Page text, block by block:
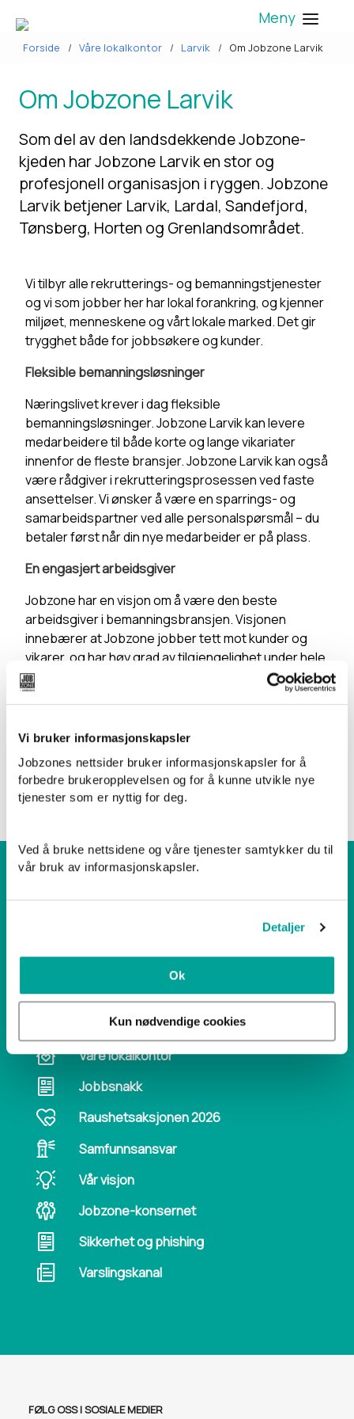
Vi bruker informasjonskapsler
Jobzones nettsider bruker informasjonskapsler for å
forbedre brukeropplevelsen og for å kunne utvikle nye
tjenester som er nyttig for deg.
Ved å bruke nettsidene og våre tjenester samtykker du til
vår bruk av informasjonskapsler.
Detaljer
Ok
Kun nødvendige cookies
Meny
Forside Våre lokalkontor Larvik Om Jobzone Larvik
Om Jobzone Larvik
Som del av den landsdekkende Jobzone-
kjeden har Jobzone Larvik en stor og
profesjonell organisasjon i ryggen. Jobzone
Larvik betjener Larvik, Lardal, Sandefjord,
Tønsberg, Horten og Grenlandsområdet.
Vi tilbyr alle rekrutterings- og bemanningstjenester
og vi som jobber her har lokal forankring, og kjenner
miljøet, menneskene og vårt lokale marked. Det gir
trygghet både for jobbsøkere og kunder.
Fleksible bemanningsløsninger
Næringslivet krever i dag fleksible
bemanningsløsninger. Jobzone Larvik kan levere
medarbeidere til både korte og lange vikariater
innenfor de fleste bransjer. Jobzone Larvik kan også
være rådgiver i rekrutteringsprosessen ved faste
ansettelser. Vi ønsker å være en sparrings- og
samarbeidspartner ved alle personalspørsmål – du
betaler først når din nye medarbeider er på plass.
En engasjert arbeidsgiver
Jobzone har en visjon om å være den beste
arbeidsgiver i bemanningsbransjen. Visjonen
innebærer at Jobzone jobber tett mot kunder og
vikarer, og har høy grad av tilgjengelighet under hele
oppdragsperioden. Hver kunde og vikar har en
personlig konsulent. Det betyr at Jobzone har det
personaladministrasjon i hele oppdragsperioden.
Rett person på rett
Jobzone er revidert
arbeidsgiver
Våre lokalkontor
Jobbsnakk
Raushetsaksjonen 2026
Samfunnsansvar
Vår visjon
Jobzone-konsernet
Sikkerhet og phishing
Varslingskanal
FØLG OSS I SOSIALE MEDIER